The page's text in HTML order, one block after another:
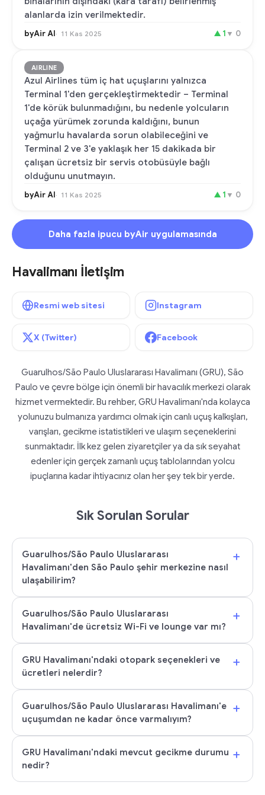
alanlarda izin verilmektedir.
byAir AI 11 Kas 2025 ▲ 1 ▼ 0
AIRLINE
Azul Airlines tüm iç hat uçuşlarını yalnızca
Terminal 1'den gerçekleştirmektedir – Terminal
1'de körük bulunmadığını, bu nedenle yolcuların
uçağa yürümek zorunda kaldığını, bunun
yağmurlu havalarda sorun olabileceğini ve
Terminal 2 ve 3'e yaklaşık her 15 dakikada bir
çalışan ücretsiz bir servis otobüsüyle bağlı
olduğunu unutmayın.
byAir AI 11 Kas 2025 ▲ 1 ▼ 0
Daha fazla ipucu byAir uygulamasında
Havalimanı İletişim
Resmi web sitesi Instagram
X (Twitter) Facebook
Guarulhos/São Paulo Uluslararası Havalimanı (GRU), São
Paulo ve çevre bölge için önemli bir havacılık merkezi olarak
hizmet vermektedir. Bu rehber, GRU Havalimanı'nda kolayca
yolunuzu bulmanıza yardımcı olmak için canlı uçuş kalkışları,
varışları, gecikme istatistikleri ve ulaşım seçeneklerini
sunmaktadır. İlk kez gelen ziyaretçiler ya da sık seyahat
edenler için gerçek zamanlı uçuş tablolarından yolcu
ipuçlarına kadar ihtiyacınız olan her şey tek bir yerde.
Sık Sorulan Sorular
Guarulhos/São Paulo Uluslararası
Havalimanı'den São Paulo şehir merkezine nasıl
ulaşabilirim?
+
Guarulhos/São Paulo Uluslararası
Havalimanı'de ücretsiz Wi-Fi ve lounge var mı?
+
GRU Havalimanı'ndaki otopark seçenekleri ve
ücretleri nelerdir?
+
Guarulhos/São Paulo Uluslararası Havalimanı'e
uçuşumdan ne kadar önce varmalıyım?
+
GRU Havalimanı'ndaki mevcut gecikme durumu
nedir?
+